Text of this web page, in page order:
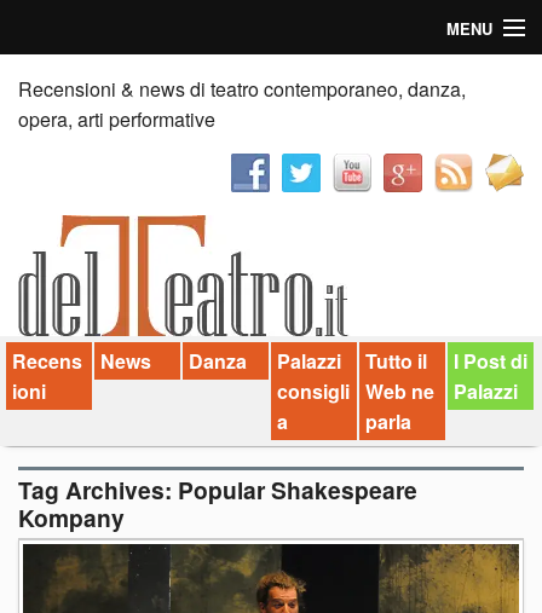
MENU
Home
Recensioni
News
Palazzi consiglia
Video
Chi siamo
Contatti
dT in English
Recensioni & news di teatro contemporaneo, danza,
opera, arti performative
Recens
ioni
News Danza
Palazzi
consigli
a
Tutto il
Web ne
parla
I Post di
Palazzi
Tag Archives: Popular Shakespeare
Kompany